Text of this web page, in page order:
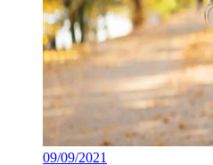
09/09/2021